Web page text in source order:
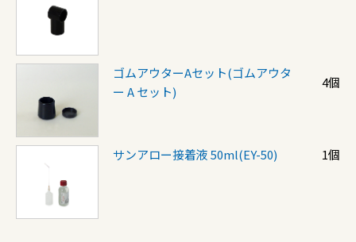
ゴムアウターAセット(ゴムアウタ
ー A セット)
4個
サンアロー接着液 50ml(EY-50) 1個